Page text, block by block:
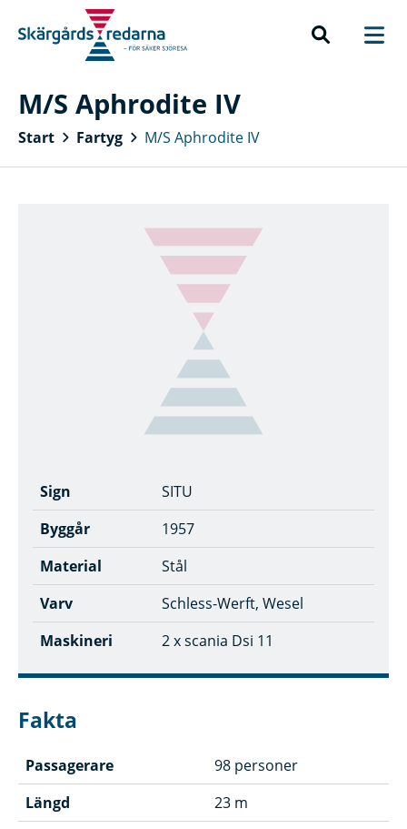
M/S Aphrodite IV
Start Fartyg M/S Aphrodite IV
Sign
SITU
Byggår
1957
Material
Stål
Varv
Schless-Werft, Wesel
Maskineri
2 x scania Dsi 11
Fakta
Passagerare
98 personer
Längd
23 m